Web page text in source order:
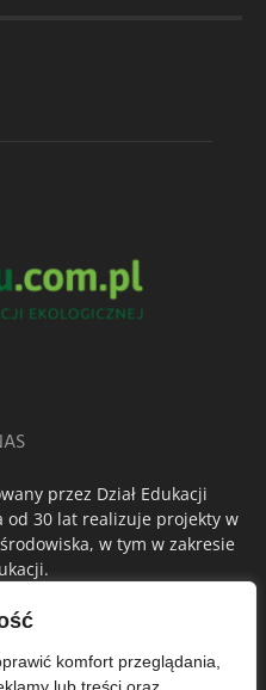
komfort przeglądania,
przez Dział Edukacji
od 30 lat realizuje projekty w
w tym w zakresie
NAS